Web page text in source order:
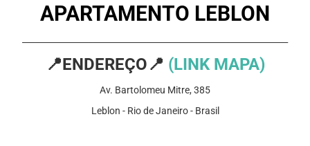
APARTAMENTO LEBLON
📍ENDEREÇO📍 (LINK MAPA)
Av. Bartolomeu Mitre, 385
Leblon - Rio de Janeiro - Brasil